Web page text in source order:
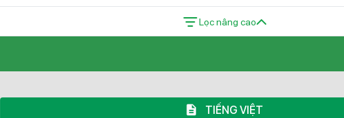
Lọc nâng cao
TIẾNG VIỆT